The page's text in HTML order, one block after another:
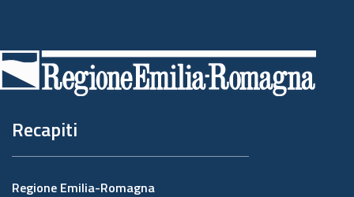
di
pagina
Recapiti
Regione Emilia-Romagna